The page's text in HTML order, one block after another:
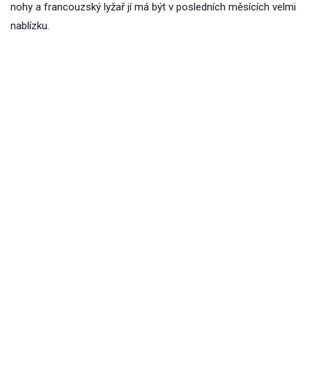
nohy a francouzský lyžař jí má být v posledních měsících velmi
nablízku.